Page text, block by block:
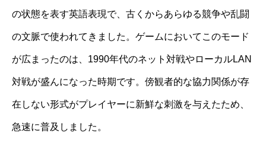
の状態を表す英語表現で、古くからあらゆる競争や乱闘
の文脈で使われてきました。ゲームにおいてこのモード
が広まったのは、1990年代のネット対戦やローカルLAN
対戦が盛んになった時期です。傍観者的な協力関係が存
在しない形式がプレイヤーに新鮮な刺激を与えたため、
急速に普及しました。